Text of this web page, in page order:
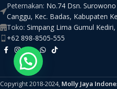
Peternakan: No.74 Dsn.
Canggu, Kec. Badas, Kabupaten
Toko: Simpang Lima Gumul
+62 898-8505-555
Copyright 2018-2024, Molly Jaya